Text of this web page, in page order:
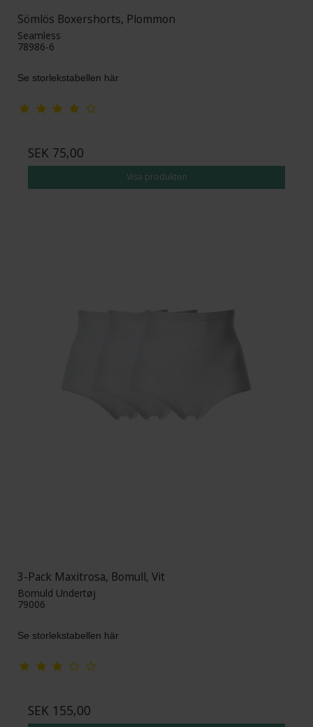
Sömlös Boxershorts, Plommon
Seamless
78986-6
Se storlekstabellen här
SEK 75,00
Visa produkten
3-Pack Maxitrosa, Bomull, Vit
Bomuld Undertøj
79006
Se storlekstabellen här
SEK 155,00